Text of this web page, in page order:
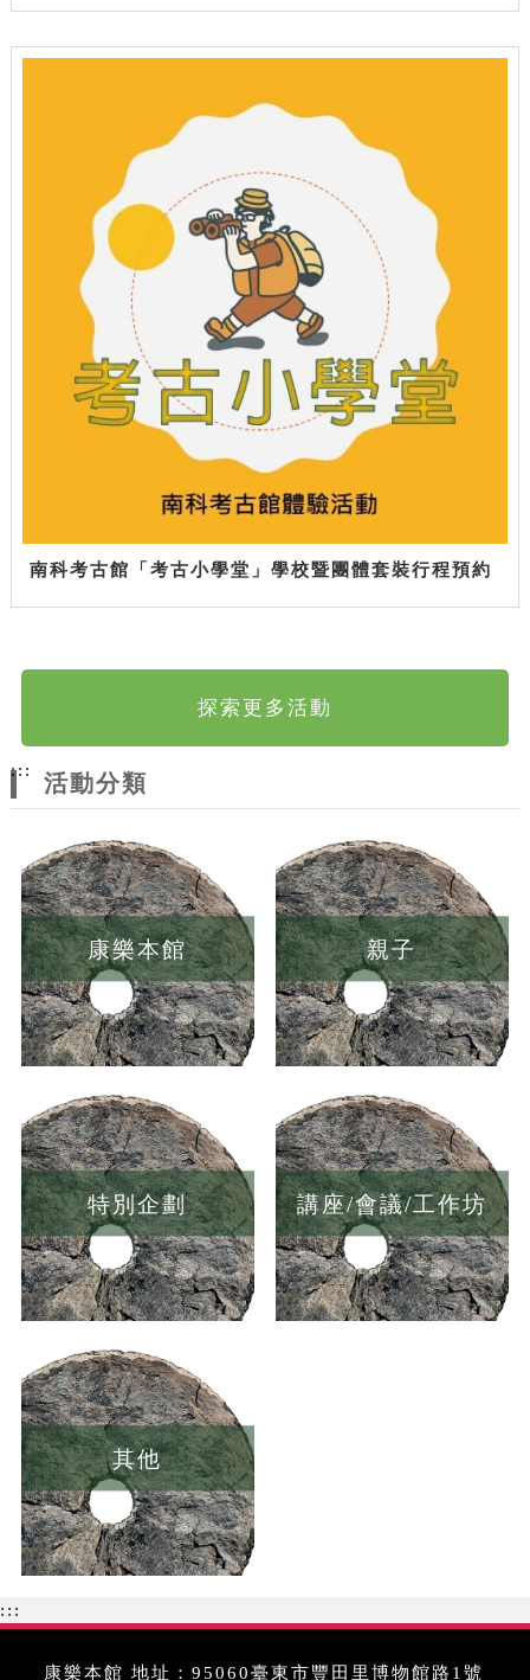
南科考古館「考古小學堂」學校暨團體套裝行程預約
探索更多活動
:::
活動分類
康樂本館 親子
特別企劃 講座/會議/工作坊
其他
:::
康樂本館 地址：95060臺東市豐田里博物館路1號